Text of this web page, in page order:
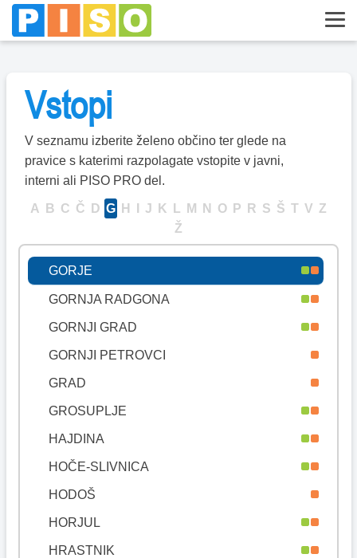
Vstopi
V seznamu izberite želeno občino ter glede na
pravice s katerimi razpolagate vstopite v javni,
interni ali PISO PRO del.
A B C Č D G H J K L M N O P R S Š T V Z
Ž
DOBROVNIK
DOMŽALE
DORNAVA
DRAVOGRAD
DUPLEK
GORENJA VAS-POLJANE
GORIŠNICA
GORJE
GORNJA RADGONA
GORNJI GRAD
GORNJI PETROVCI
GRAD
GROSUPLJE
HAJDINA
HOČE-SLIVNICA
HODOŠ
HORJUL
HRASTNIK